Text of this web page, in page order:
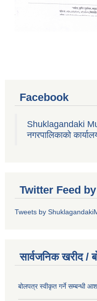
Facebook
Shuklagandaki
नगरपालिकाको
Twitter Feed
Tweets by
सार्वजनिक खरीद /
बोलपत्र स्वीकृत गर्ने सम्बन्धी